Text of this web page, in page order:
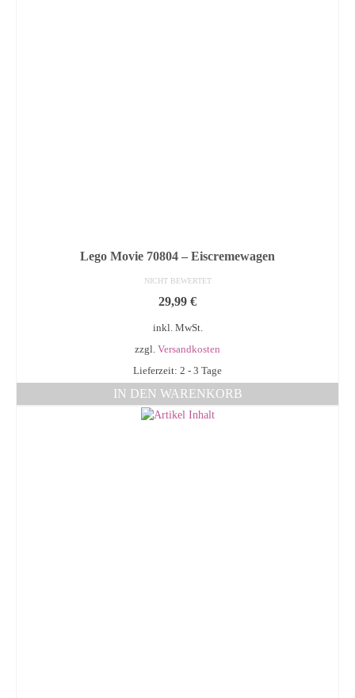
Lego Movie 70804 – Eiscremewagen
NICHT BEWERTET
29,99 €
inkl. MwSt.
zzgl. Versandkosten
Lieferzeit: 2 - 3 Tage
IN DEN WARENKORB